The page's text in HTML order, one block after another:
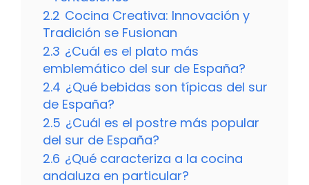
2.2 Cocina Creativa: Innovación y
Tradición se Fusionan
2.3 ¿Cuál es el plato más
emblemático del sur de España?
2.4 ¿Qué bebidas son típicas del sur
de España?
2.5 ¿Cuál es el postre más popular
del sur de España?
2.6 ¿Qué caracteriza a la cocina
andaluza en particular?